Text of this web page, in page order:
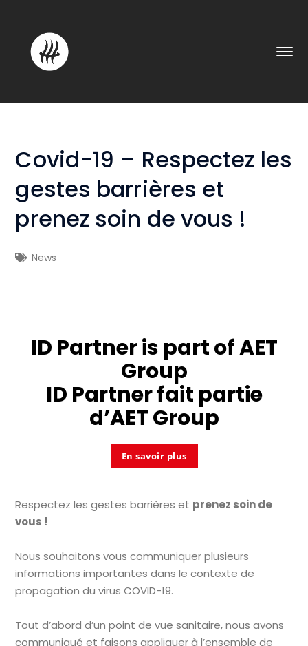
Covid-19 – Respectez les
gestes barrières et
prenez soin de vous !
News
ID Partner is part ofAET
Group
ID Partner fait partie
d’AET Group
En savoir plus
Respectez les gestes barrières et prenez soin de
vous !
Nous souhaitons vous communiquer plusieurs
informations importantes dans le contexte de
propagation du virus COVID-19.
Tout d’abord d’un point de vue sanitaire, nous avons
communiqué et faisons appliquer à l’ensemble de